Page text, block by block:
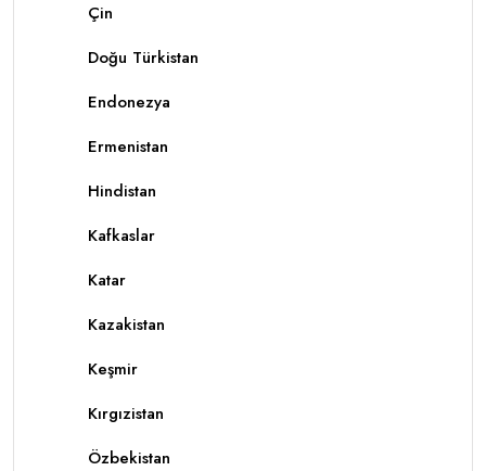
Çin
Doğu Türkistan
Endonezya
Ermenistan
Hindistan
Kafkaslar
Katar
Kazakistan
Keşmir
Kırgızistan
Özbekistan